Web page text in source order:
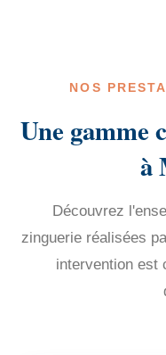
NOS
Une gamme
à
Découvrez
zinguerie réalisées
intervention est